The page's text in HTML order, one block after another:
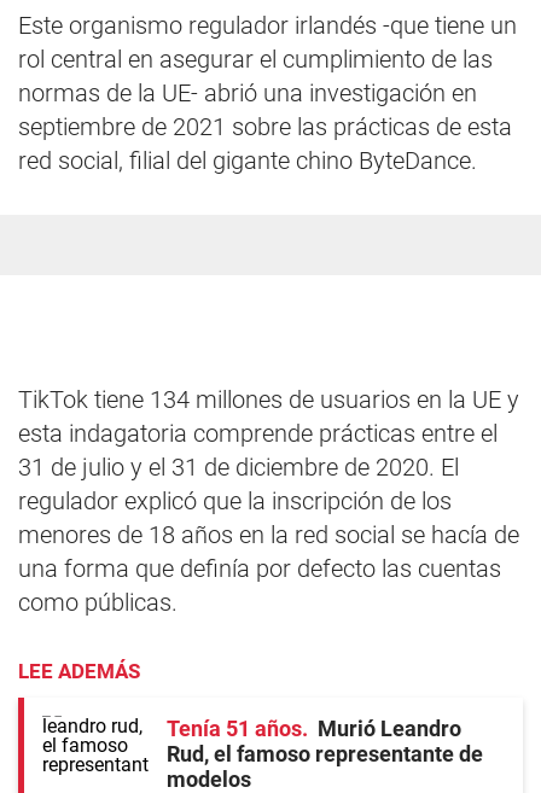
Este organismo regulador irlandés -que tiene un
rol central en asegurar el cumplimiento de las
normas de la UE- abrió una investigación en
septiembre de 2021 sobre las prácticas de esta
red social, filial del gigante chino ByteDance.
TikTok tiene 134 millones de usuarios en la UE y
esta indagatoria comprende prácticas entre el
31 de julio y el 31 de diciembre de 2020. El
regulador explicó que la inscripción de los
menores de 18 años en la red social se hacía de
una forma que definía por defecto las cuentas
como públicas.
LEE ADEMÁS
Tenía 51 años
Murió Leandro
Rud, el famoso representante de
modelos